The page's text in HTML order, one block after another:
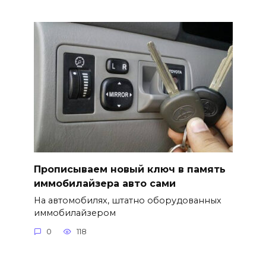
Прописываем новый ключ в память
иммобилайзера авто сами
На автомобилях, штатно оборудованных
иммобилайзером
0 118